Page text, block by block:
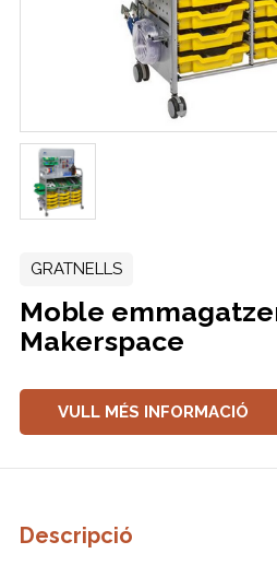
GRATNELLS
Moble
Makerspace
VULL MÉS INFORMACIÓ
Descripció